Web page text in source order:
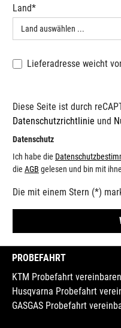
Land*
Lieferadresse weicht
Diese Seite ist durch
Datenschutzrichtlinie und
Datenschutz
Ich habe die
die AGB gelesen und bin mit
Die mit einem Stern (*)
PROBEFAHRT
KTM Probefahrt vereinbaren
Husqvarna Probefahrt
GASGAS Probefahrt